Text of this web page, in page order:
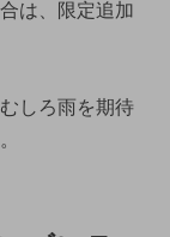
は、限定追加
しろ雨を期待